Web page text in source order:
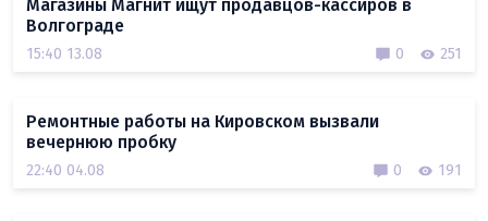
Магазины Магнит ищут продавцов-кассиров в
Волгограде
15:40 13.08 0 251
Ремонтные работы на Кировском вызвали
вечернюю пробку
22:40 04.08 0 191